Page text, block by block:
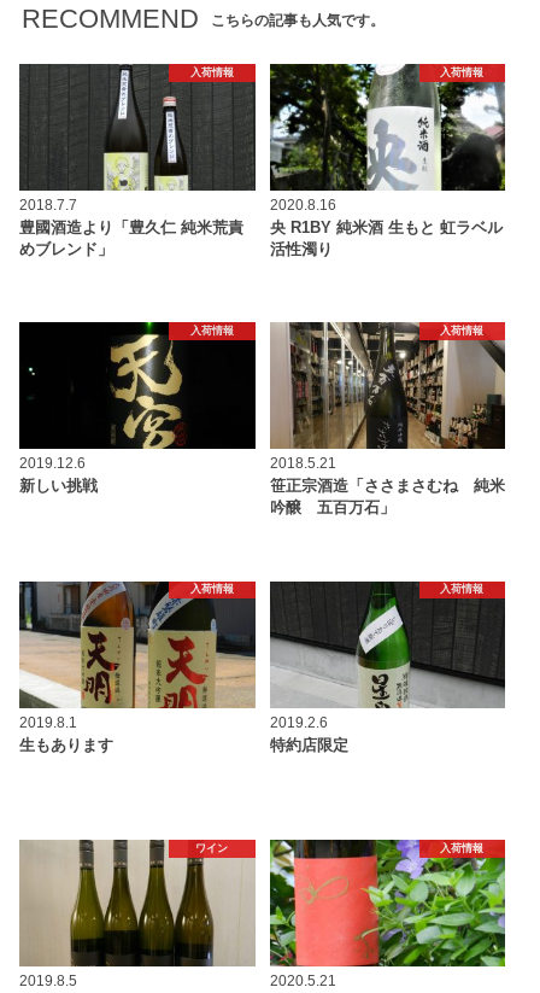
RECOMMEND こちらの記事も人気です。
入荷情報
2018.7.7
豊國酒造より「豊久仁 純米荒責
めブレンド」
入荷情報
2020.8.16
央 R1BY 純米酒 生もと 虹ラベル
活性濁り
入荷情報
2019.12.6
新しい挑戦
入荷情報
2018.5.21
笹正宗酒造「ささまさむね 純米
吟醸 五百万石」
入荷情報
2019.8.1
生もあります
入荷情報
2019.2.6
特約店限定
ワイン
2019.8.5
入荷情報
2020.5.21